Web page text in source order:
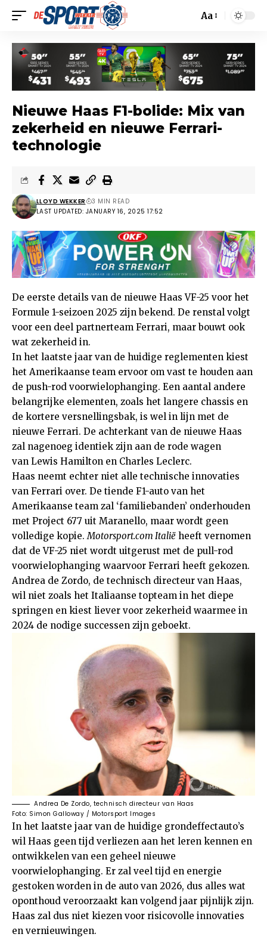
Aa
Nieuwe Haas F1-bolide: Mix van
zekerheid en nieuwe Ferrari-
technologie
LAST UPDATED: JANUARY 16, 2025 17:52
LLOYD WEKKER 3 MIN READ
De eerste details van de nieuwe Haas VF-25 voor het
Formule 1-seizoen 2025 zijn bekend. De renstal volgt
voor een deel partnerteam Ferrari, maar bouwt ook
wat zekerheid in.
In het laatste jaar van de huidige reglementen kiest
het Amerikaanse team ervoor om vast te houden aan
de push-rod voorwielophanging. Een aantal andere
belangrijke elementen, zoals het langere chassis en
de kortere versnellingsbak, is wel in lijn met de
nieuwe Ferrari. De achterkant van de nieuwe Haas
zal nagenoeg identiek zijn aan de rode wagen
van Lewis Hamilton en Charles Leclerc.
Haas neemt echter niet alle technische innovaties
van Ferrari over. De tiende F1-auto van het
Amerikaanse team zal ‘familiebanden’ onderhouden
met Project 677 uit Maranello, maar wordt geen
volledige kopie.Motorsport.com Italië heeft vernomen
dat de VF-25 niet wordt uitgerust met de pull-rod
voorwielophanging waarvoor Ferrari heeft gekozen.
Andrea de Zordo, de technisch directeur van Haas,
wil niet zoals het Italiaanse topteam in het diepe
springen en kiest liever voor zekerheid waarmee in
2024 de nodige successen zijn geboekt.
Andrea De Zordo, technisch directeur van Haas
Foto: Simon Galloway / Motorsport Images
In het laatste jaar van de huidige grondeffectauto’s
wil Haas geen tijd verliezen aan het leren kennen en
ontwikkelen van een geheel nieuwe
voorwielophanging. Er zal veel tijd en energie
gestoken worden in de auto van 2026, dus alles wat
oponthoud veroorzaakt kan volgend jaar pijnlijk zijn.
Haas zal dus niet kiezen voor risicovolle innovaties
en vernieuwingen.